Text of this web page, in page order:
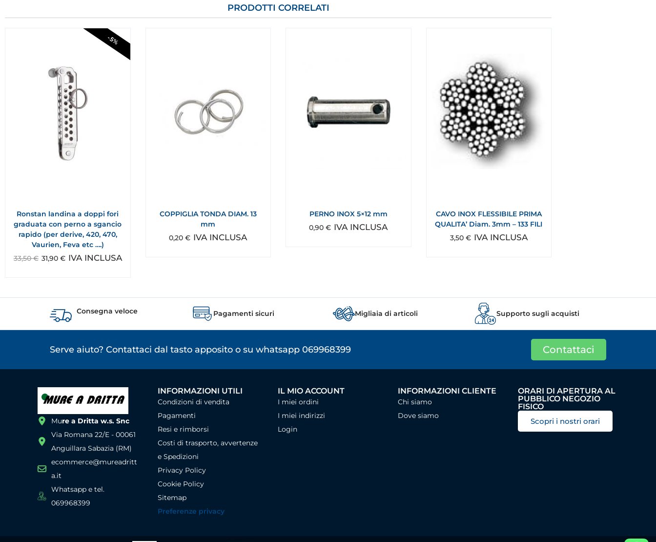
PRODOTTI CORRELATI
-5%
Ronstan landina a doppi fori
graduata con perno a sgancio
rapido (per derive, 420, 470,
Vaurien, Feva etc ….)
33,50€ 31,90 € IVA INCLUSA
COPPIGLIA TONDA DIAM. 13
mm
0,20€ IVA INCLUSA
PERNO INOX 5×12 mm
0,90€ IVA INCLUSA
CAVO INOX FLESSIBILE PRIMA
QUALITA’ Diam. 3mm – 133 FILI
3,50 € IVA INCLUSA
Consegna veloce Pagamenti sicuri Migliaia di articoli Supporto sugli acquisti
Serve aiuto? Contattaci dal tasto apposito o su whatsapp 069968399 Contattaci
Mure a Dritta w.s. Snc
Via Romana 22/E - 00061
Anguillara Sabazia (RM)
ecommerce@mureadritt
a.it
Whatsapp e tel.
069968399
INFORMAZIONI UTILI
Condizioni di vendita
Pagamenti
Resi e rimborsi
Costi di trasporto, avvertenze
e Spedizioni
Privacy Policy
Cookie Policy
Sitemap
Preferenze privacy
IL MIO ACCOUNT
I miei ordini
I miei indirizzi
Login
INFORMAZIONI CLIENTE
Chi siamo
Dove siamo
ORARI DI APERTURA AL
PUBBLICO NEGOZIO
FISICO
Scopri i nostri orari